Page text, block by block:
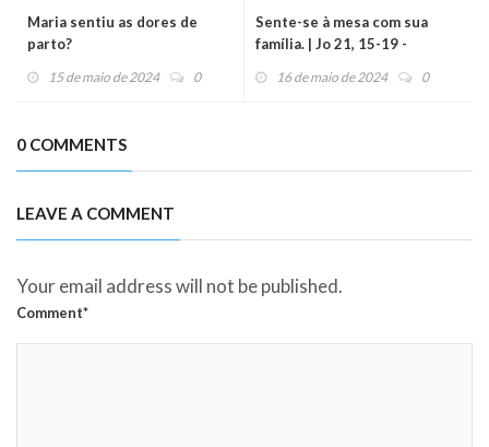
Maria sentiu as dores de
parto?
15 de maio de 2024 0
Sente-se à mesa com sua
família. | Jo 21, 15-19 -
(17/05/2024)
16 de maio de 2024 0
0 COMMENTS
LEAVE A COMMENT
Your email address will not be published.
Comment*